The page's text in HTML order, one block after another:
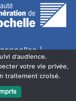
Contact
d'audience.
votre vie privée,
traitement croisé.